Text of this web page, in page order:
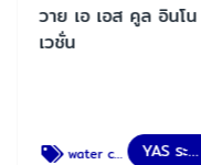
วาย เอ เอส คูล อินโน
เวชั่น
water cool chiller 60 tons YAS ระบบชิลเลอร์โรงงาน